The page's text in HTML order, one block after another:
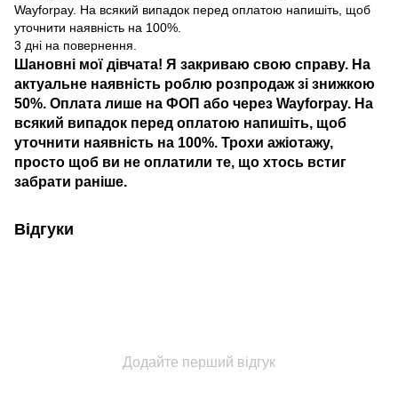
Wayforpay. На всякий випадок перед оплатою напишіть, щоб
уточнити наявність на 100%.
3 дні на повернення.
Шановні мої дівчата! Я закриваю свою справу. На
актуальне наявність роблю розпродаж зі знижкою
50%. Оплата лише на ФОП або через Wayforpay. На
всякий випадок перед оплатою напишіть, щоб
уточнити наявність на 100%. Трохи ажіотажу,
просто щоб ви не оплатили те, що хтось встиг
забрати раніше.
Відгуки
Додайте перший відгук